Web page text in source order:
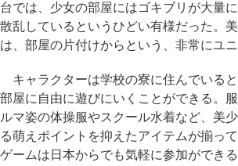
台では、少女の部屋にはゴキブリが大量
散乱しているというひどい有様だった。
は、部屋の片付けからという、非常にユニ
キャラクターは学校の寮に住んでいる
部屋に自由に遊びにいくことができる。
ルマ姿の体操服やスクール水着など、美
る萌えポイントを抑えたアイテムが揃っ
ゲームは日本からでも気軽に参加ができ